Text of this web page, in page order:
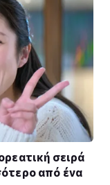
σειρά
από ένα